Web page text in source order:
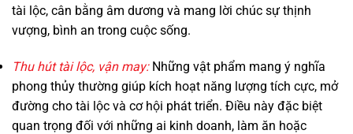
tài lộc, cân bằng âm dương và mang lời chúc sự thịnh
vượng, bình an trong cuộc sống.
Thu hút tài lộc, vận may:Những vật phẩm mang ý nghĩa
phong thủy thường giúp kích hoạt năng lượng tích cực, mở
đường cho tài lộc và cơ hội phát triển. Điều này đặc biệt
quan trọng đối với những ai kinh doanh, làm ăn hoặc